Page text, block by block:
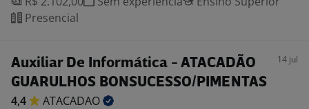
Presencial
Auxiliar De Informática - ATACADÃO
GUARULHOS BONSUCESSO/PIMENTAS
14 jul
4,4
ATACADAO